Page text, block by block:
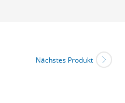
Nächstes Produkt